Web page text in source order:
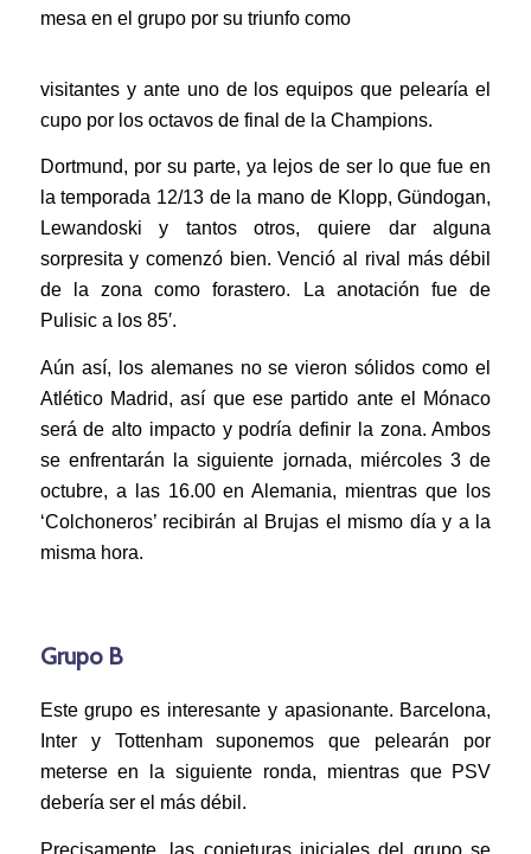
mesa en el grupo por su triunfo como
visitantes y ante uno de los equipos que pelearía el
cupo por los octavos de final de la Champions.
Dortmund, por su parte, ya lejos de ser lo que fue en
la temporada 12/13 de la mano de Klopp, Gündogan,
Lewandoski y tantos otros, quiere dar alguna
sorpresita y comenzó bien. Venció al rival más débil
de la zona como forastero. La anotación fue de
Pulisic a los 85′.
Aún así, los alemanes no se vieron sólidos como el
Atlético Madrid, así que ese partido ante el Mónaco
será de alto impacto y podría definir la zona. Ambos
se enfrentarán la siguiente jornada, miércoles 3 de
octubre, a las 16.00 en Alemania, mientras que los
‘Colchoneros’ recibirán al Brujas el mismo día y a la
misma hora.
Grupo B
Este grupo es interesante y apasionante. Barcelona,
Inter y Tottenham suponemos que pelearán por
meterse en la siguiente ronda, mientras que PSV
debería ser el más débil.
Precisamente, las conjeturas iniciales del grupo se